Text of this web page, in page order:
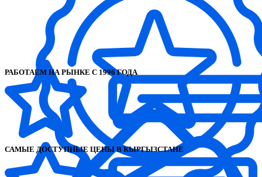
РАБОТАЕМ НА РЫНКЕ С 1996 ГОДА
САМЫЕ ДОСТУПНЫЕ ЦЕНЫ В КЫРГЫЗСТАНЕ